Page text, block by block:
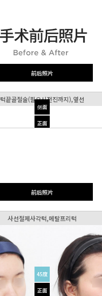
前后照片
턱끝골절술(필요시전진까지),옆선
侧面
正面
前后照片
사선절제사각턱,메탈프리턱
45度
正面